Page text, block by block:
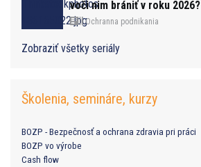
voči nim brániť v roku 2026?
Ochranna podnikania
Zobraziť všetky seriály
Školenia, semináre, kurzy
BOZP - Bezpečnosť a ochrana zdravia pri práci
BOZP vo výrobe
Cash flow